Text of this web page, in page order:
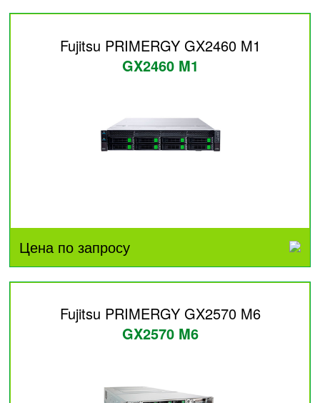
Fujitsu PRIMERGY GX2460 M1
GX2460 M1
Цена по запросу
Fujitsu PRIMERGY GX2570 M6
GX2570 M6